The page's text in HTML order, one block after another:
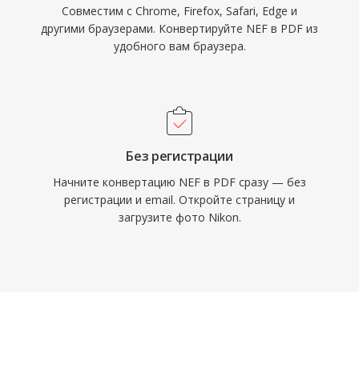
Совместим с Chrome, Firefox, Safari, Edge и
другими браузерами. Конвертируйте NEF в PDF из
удобного вам браузера.
Без регистрации
Начните конвертацию NEF в PDF сразу — без
регистрации и email. Откройте страницу и
загрузите фото Nikon.